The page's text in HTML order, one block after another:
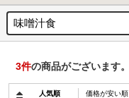
3件の商品がございます。
人気順 価格が安い順